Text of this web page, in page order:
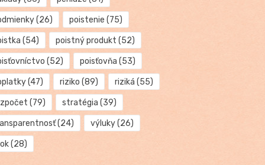
(26) poistenie (75)
(54) poistný produkt (52)
(52) poisťovňa (53)
(47) riziko (89) riziká (55)
(79) stratégia (39)
(24) výluky(26)
(28)